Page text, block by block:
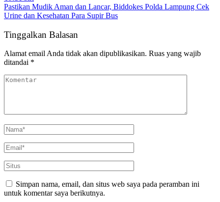
Pastikan Mudik Aman dan Lancar, Biddokes Polda Lampung Cek
Urine dan Kesehatan Para Supir Bus
Tinggalkan Balasan
Alamat email Anda tidak akan dipublikasikan. Ruas yang wajib
ditandai *
Simpan nama, email, dan situs web saya pada peramban ini
untuk komentar saya berikutnya.